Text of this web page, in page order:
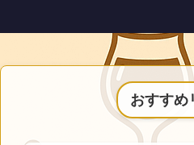
おすすめ